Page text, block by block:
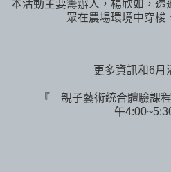
本活動主要籌辦人，楊欣如，透
眾在農場環境中穿梭
更多資訊和6月
『 親子藝術統合體驗課
午